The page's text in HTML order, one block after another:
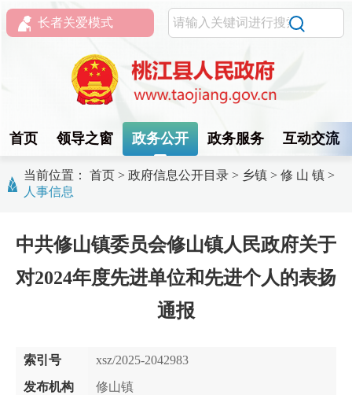
长者关爱模式
首页 领导之窗 政务公开 政务服务 互动交流
当前位置： 首页 > 政府信息公开目录 > 乡镇 > 修 山 镇 >
人事信息
中共修山镇委员会修山镇人民政府关于
对2024年度先进单位和先进个人的表扬
通报
索引号
xsz/2025-2042983
发布机构
修山镇